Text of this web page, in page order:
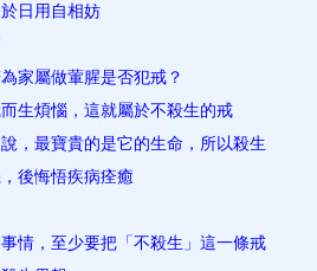
日用自相妨
家屬做葷腥是否犯戒？
生煩惱，這就屬於不殺生的戒
，最寶貴的是它的生命，所以殺生
後悔悟疾病痊癒
情，至少要把「不殺生」這一條戒